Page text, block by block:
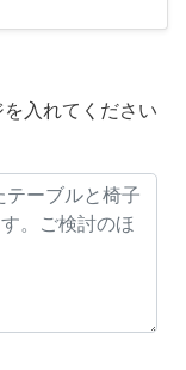
入れてください